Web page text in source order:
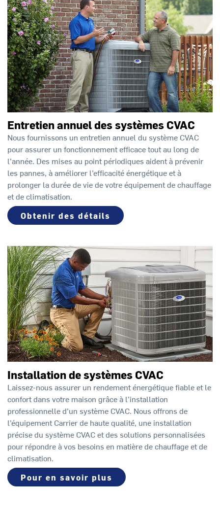
Entretien annuel des systèmes CVAC
Nous fournissons un entretien annuel du système CVAC
pour assurer un fonctionnement efficace tout au long de
l’année. Des mises au point périodiques aident à prévenir
les pannes, à améliorer l’efficacité énergétique et à
prolonger la durée de vie de votre équipement de chauffage
et de climatisation.
Obtenir des détails
Installation de systèmes CVAC
Laissez-nous assurer un rendement énergétique fiable et le
confort dans votre maison grâce à l’installation
professionnelle d’un système CVAC. Nous offrons de
l’équipement Carrier de haute qualité, une installation
précise du système CVAC et des solutions personnalisées
pour répondre à vos besoins en matière de chauffage et de
climatisation.
Pour en savoir plus